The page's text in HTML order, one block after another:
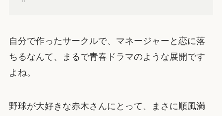
自分で作ったサークルで、マネージャーと恋に落
ちるなんて、まるで青春ドラマのような展開です
よね。
野球が大好きな赤木さんにとって、まさに順風満